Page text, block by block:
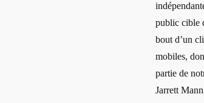
public cible
bout d’un
mobiles,
partie de
Jarrett